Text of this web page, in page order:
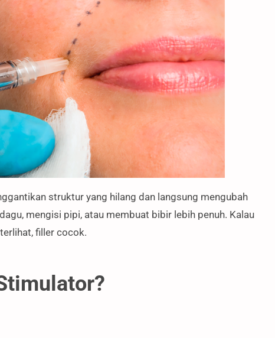
struktur yang hilang dan langsung mengubah
mengisi pipi, atau membuat bibir lebih penuh. Kalau
filler cocok.